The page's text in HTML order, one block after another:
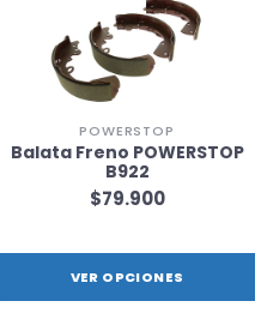
POWERSTOP
Balata Freno POWERSTOP
B922
$79.900
VER OPCIONES